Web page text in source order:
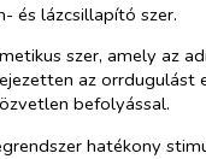
és lázcsillapító szer.
szer, amely az
az orrdugulást
befolyással.
hatékony